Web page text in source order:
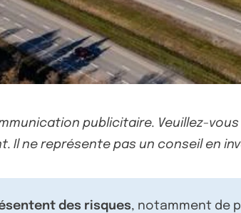
publicitaire. Veuillez-
Il ne représente pas un conseil en
des risques, notamment de